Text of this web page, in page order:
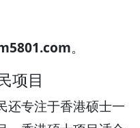
。
项目
还专注于香港硕士一